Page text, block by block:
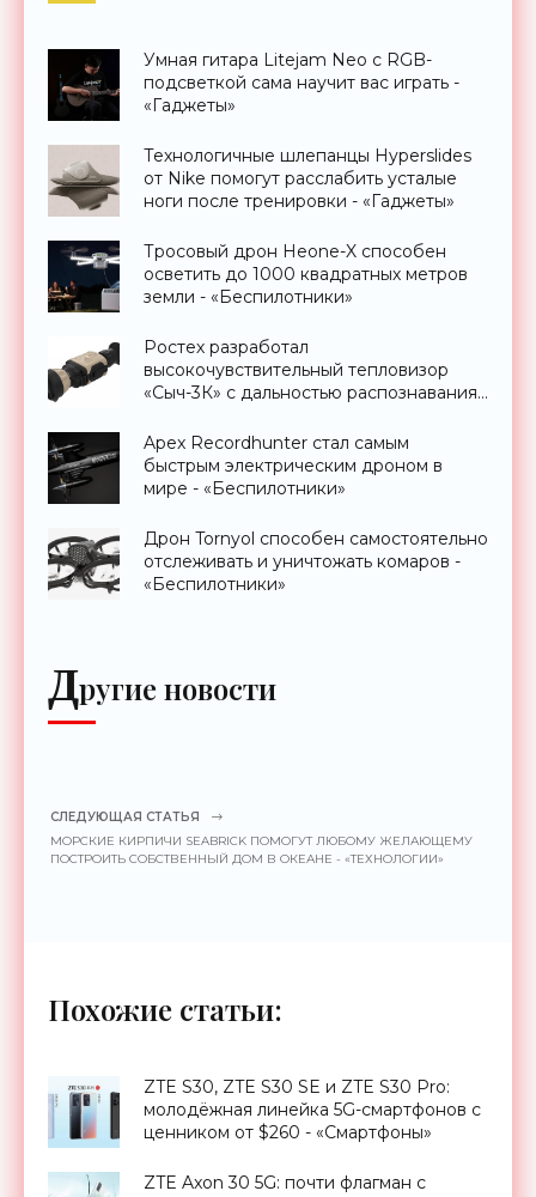
Умная гитара Litejam Neo с RGB-
подсветкой сама научит вас играть -
«Гаджеты»
Технологичные шлепанцы Hyperslides
от Nike помогут расслабить усталые
ноги после тренировки - «Гаджеты»
Тросовый дрон Heone-X способен
осветить до 1000 квадратных метров
земли - «Беспилотники»
Ростех разработал
высокочувствительный тепловизор
«Сыч-3К» с дальностью распознавания
Apex Recordhunter стал самым
быстрым электрическим дроном в
мире - «Беспилотники»
Дрон Tornyol способен самостоятельно
отслеживать и уничтожать комаров -
«Беспилотники»
Другие новости
СЛЕДУЮЩАЯ СТАТЬЯ
МОРСКИЕ КИРПИЧИ SEABRICK ПОМОГУТ ЛЮБОМУ ЖЕЛАЮЩЕМУ
ПОСТРОИТЬ СОБСТВЕННЫЙ ДОМ В ОКЕАНЕ - «ТЕХНОЛОГИИ»
Похожие статьи:
ZTE S30, ZTE S30 SE и ZTE S30 Pro:
молодёжная линейка 5G-смартфонов с
ценником от $260 - «Смартфоны»
ZTE Axon 30 5G: почти флагман с